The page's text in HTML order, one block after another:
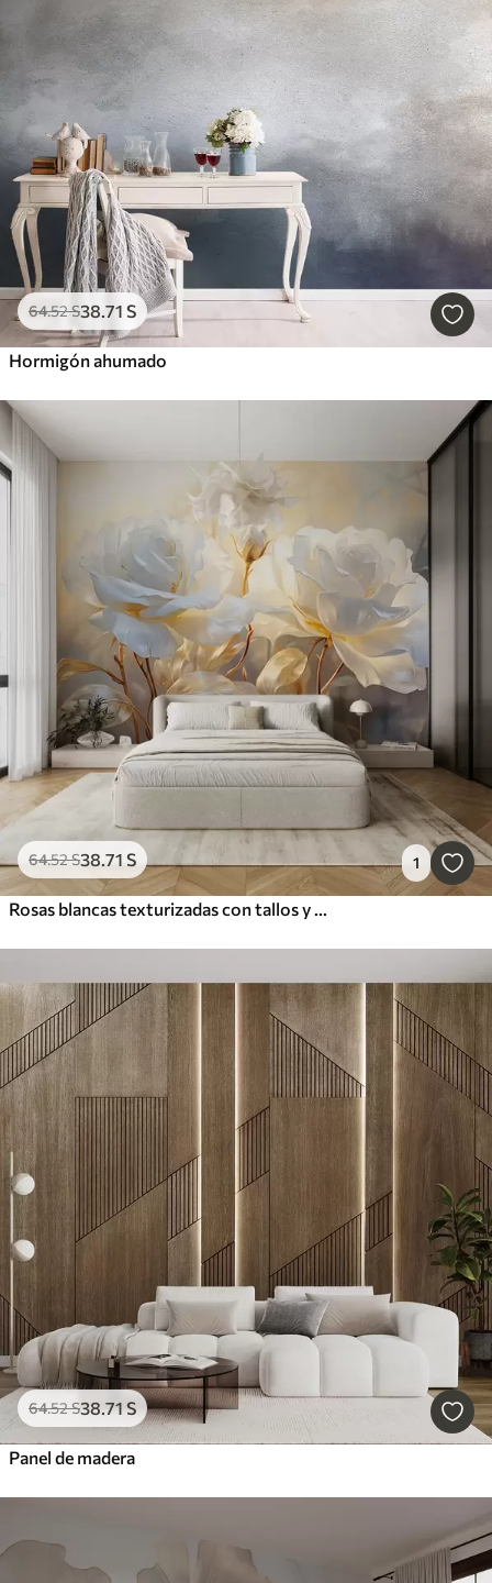
64.52S38.71 S
Hormigón ahumado
64.52S38.71 S 1
Rosas blancas texturizadas con tallos y hojas amarillas, iluminación suave, fondo claro con formas florales difuminadas
64.52S38.71 S
Panel de madera